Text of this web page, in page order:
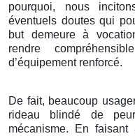
pourquoi, nous
éventuels doutes qui
but demeure à
rendre
d’équipement renforcé.
De fait, beaucoup
rideau blindé de
mécanisme. En